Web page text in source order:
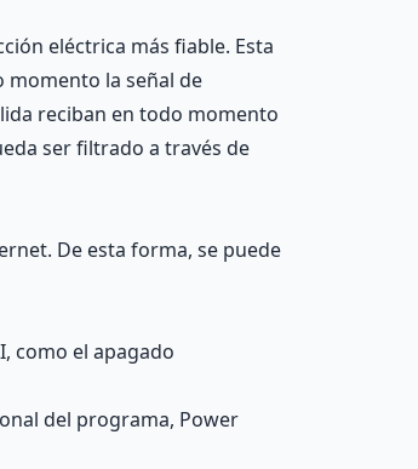
eléctrica más fiable. Esta
momento la señal de
reciban en todo momento
ser filtrado a través de
De esta forma, se puede
como el apagado
del programa, Power